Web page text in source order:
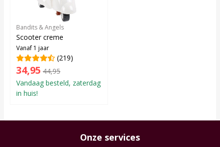
Bandits & Angels
Scooter creme
Vanaf 1 jaar
(219)
34,95 44,95
Vandaag besteld, zaterdag
in huis!
Onze services